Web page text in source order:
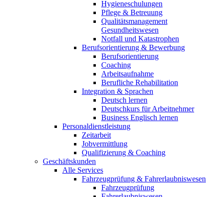
Hygieneschulungen
Pflege & Betreuung
Qualitätsmanagement
Gesundheitswesen
Notfall und Katastrophen
Berufsorientierung & Bewerbung
Berufsorientierung
Coaching
Arbeitsaufnahme
Berufliche Rehabilitation
Integration & Sprachen
Deutsch lernen
Deutschkurs für Arbeitnehmer
Business Englisch lernen
Personaldienstleistung
Zeitarbeit
Jobvermittlung
Qualifizierung & Coaching
Geschäftskunden
Alle Services
Fahrzeugprüfung & Fahrerlaubniswesen
Fahrzeugprüfung